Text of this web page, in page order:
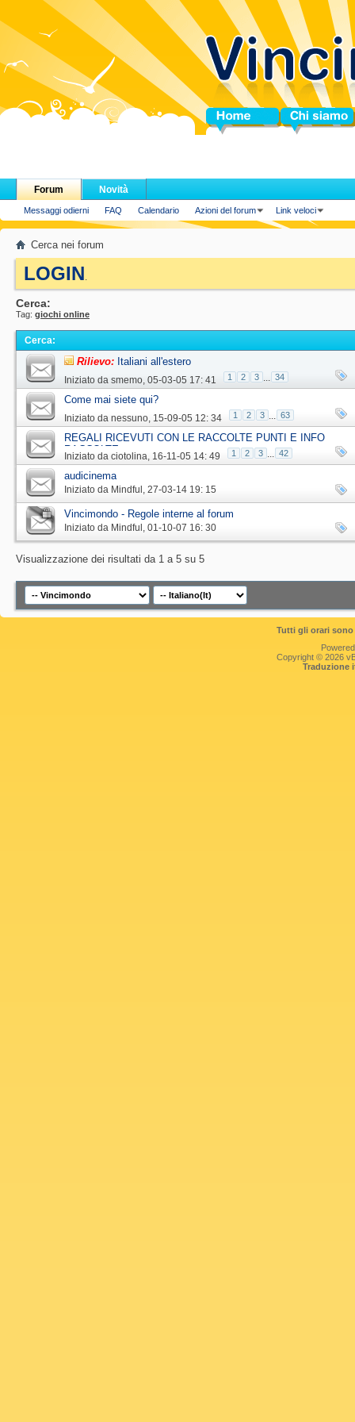
Home Chi siamo
Forum
Messaggi odierni FAQ Calendario Azioni del forum Link veloci
Novità
Cerca nei forum
LOGIN.
Cerca:
Tag: giochi online
Cerca:
Rilievo: Italiani all'estero
Iniziato da smemo‎, 05-03-05 17: 41 1 2 3 ... 34
Come mai siete qui?
Iniziato da nessuno‎, 15-09-05 12: 34 1 2 3 ... 63
REGALI RICEVUTI CON LE RACCOLTE PUNTI E INFO
RACCOLTE
Iniziato da ciotolina‎, 16-11-05 14: 49 1 2 3 ... 42
audicinema
Iniziato da Mindful ‎, 27-03-14 19: 15
Vincimondo - Regole interne al forum
Iniziato da Mindful ‎, 01-10-07 16: 30
Visualizzazione dei risultati da 1 a 5 su 5
Tutti gli orari
Copyright © 2026
Traduzione